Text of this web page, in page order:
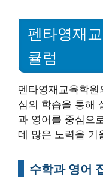
펜타영재
큘럼
펜타영재교육학
심의 학습을 통해
과 영어를 중심으
데 많은 노력을 기
수학과 영어